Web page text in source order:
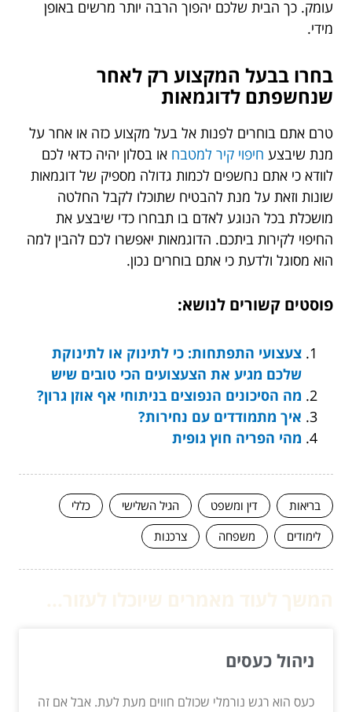
עומק. כך הבית שלכם יהפוך הרבה יותר מרשים באופן
מידי.
בחרו בבעל המקצוע רק לאחר
שנחשפתם לדוגמאות
טרם אתם בוחרים לפנות אל בעל מקצוע כזה או אחר על
מנת שיבצע חיפוי קיר למטבח או בסלון יהיה כדאי לכם
לוודא כי אתם נחשפים לכמות גדולה מספיק של דוגמאות
שונות וזאת על מנת להבטיח שתוכלו לקבל החלטה
מושכלת בכל הנוגע לאדם בו תבחרו כדי שיבצע את
החיפוי לקירות ביתכם. הדוגמאות יאפשרו לכם להבין למה
הוא מסוגל ולדעת כי אתם בוחרים נכון.
פוסטים קשורים לנושא:
צעצועי התפתחות: כי לתינוק או לתינוקת
שלכם מגיע את הצעצועים הכי טובים שיש
מה הסיכונים הנפוצים בניתוחי אף אוזן גרון?
איך מתמודדים עם נחירות?
מהי הפריה חוץ גופית
בריאות דין ומשפט הגיל השלישי
כללי
לימודים
משפחה צרכנות
ניהול כעסים
כעס הוא רגש נורמלי שכולם חווים מעת לעת. אבל אם זה